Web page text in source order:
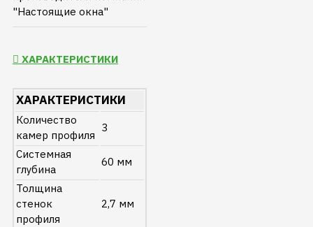
"Настоящие окна"
ХАРАКТЕРИСТИКИ
ХАРАКТЕРИСТИКИ
Количество
камер профиля
3
Системная
глубина
60 мм
Толщина
стенок
профиля
2,7 мм